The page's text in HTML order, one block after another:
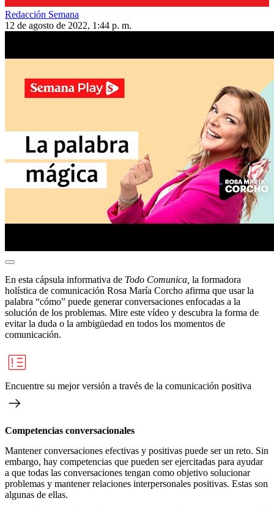
Redacción Semana
12 de agosto de 2022, 1:44 p. m.
En esta cápsula informativa de Todo Comunica, la formadora
holística de comunicación Rosa María Corcho afirma que usar la
palabra “cómo” puede generar conversaciones enfocadas a la
solución de los problemas. Mire este vídeo y descubra la forma de
evitar la duda o la ambigüedad en todos los momentos de
comunicación.
Encuentre su mejor versión a través de la comunicación positiva
Competencias conversacionales
Mantener conversaciones efectivas y positivas puede ser un reto. Sin
embargo, hay competencias que pueden ser ejercitadas para ayudar
a que todas las conversaciones tengan como objetivo solucionar
problemas y mantener relaciones interpersonales positivas. Estas son
algunas de ellas.